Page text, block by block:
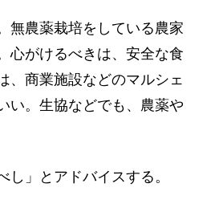
無農薬栽培をしている農家
心がけるべきは、安全な食
、商業施設などのマルシェ
い。生協などでも、農薬や
」とアドバイスする。